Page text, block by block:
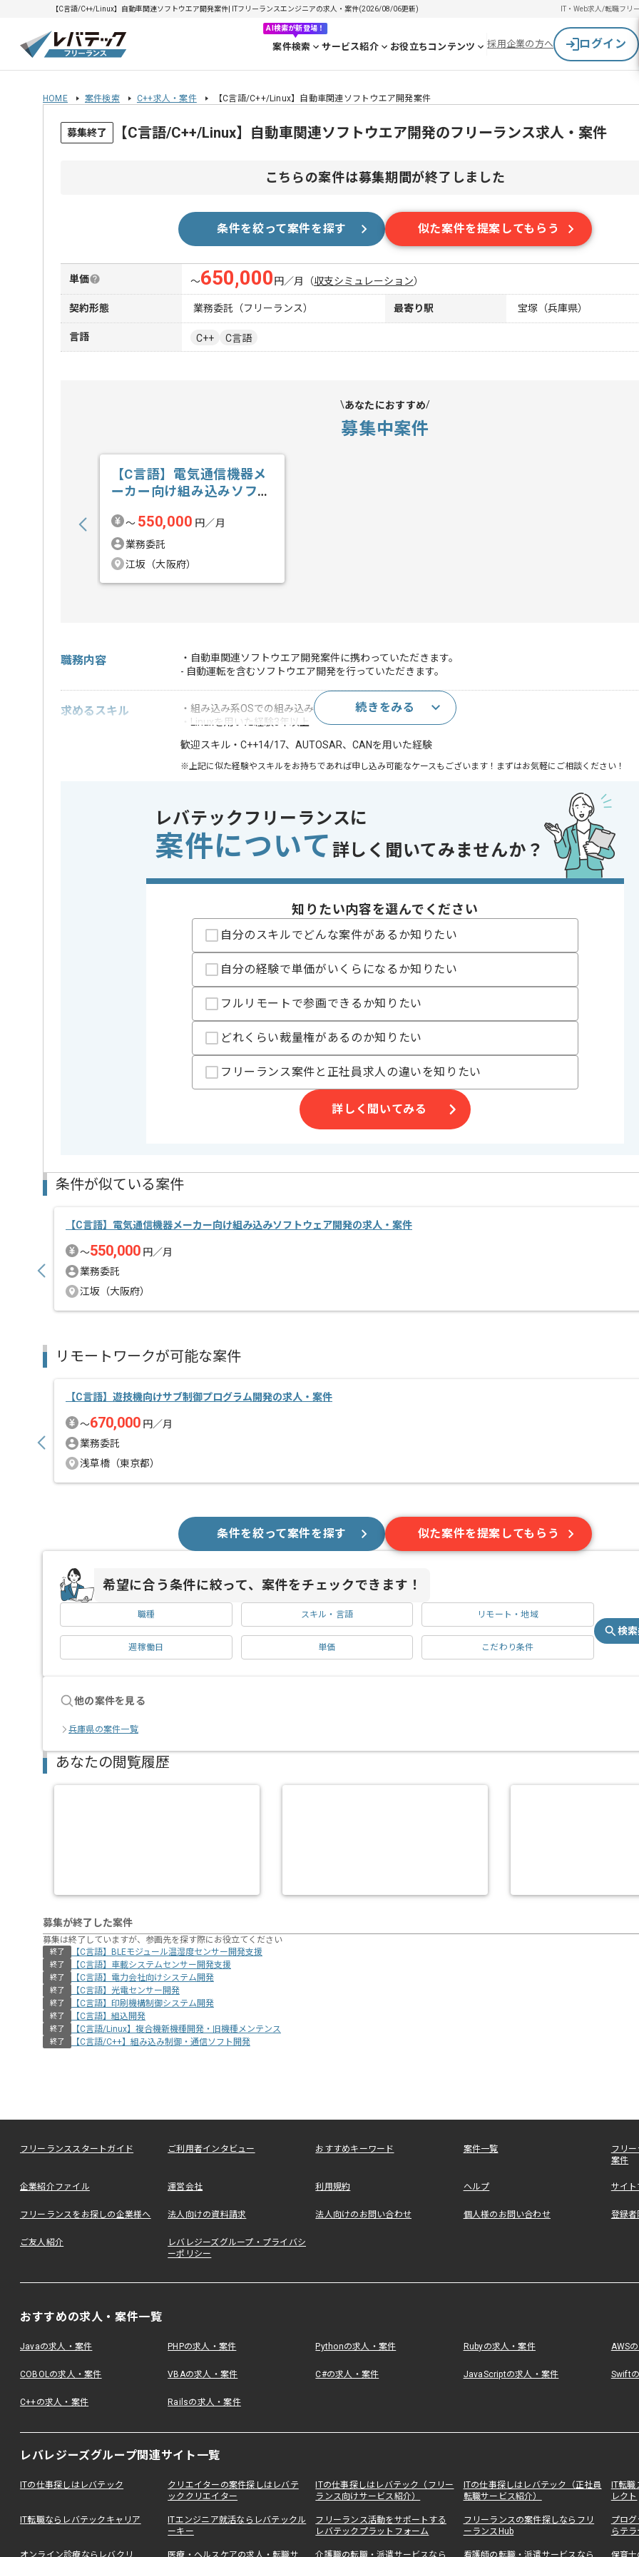
【C言語/C++/Linux】自動車関連ソフトウエア開発案件| ITフリーランスエンジニアの求人・案件(2026/08/06更新) IT・Web求人/転職フリ
AI検索が新登場！
案件検索 サービス紹介 お役立ちコンテンツ 採用企業の方へ ログイン
HOME 案件検索 C++求人・案件 【C言語/C++/Linux】自動車関連ソフトウエア開発案件
募集終了 【C言語/C++/Linux】自動車関連ソフトウエア開発のフリーランス求人・案件
こちらの案件は募集期間が終了しました
条件を絞って案件を探す 似た案件を提案してもらう
単価 〜650,000 円／月 （収支シミュレーション）
契約形態 業務委託（フリーランス） 最寄り駅 宝塚（兵庫県）
言語 C++ C言語
あなたにおすすめ
募集中案件
【C言語】電気通信機器メ
ーカー向け組み込みソフト
〜 550,000 円／月
業務委託
江坂（大阪府）
職務内容
・自動車関連ソフトウエア開発案件に携わっていただきます。
- 自動運転を含むソフトウエア開発を行っていただきます。
求めるスキル
・組み込み系OSでの組み込み開発経験3年以上
・Linuxを用いた経験3年以上
歓迎スキル ・C++14/17、AUTOSAR、CANを用いた経験
※上記に似た経験やスキルをお持ちであれば申し込み可能なケースもございます！まずはお気軽にご相談ください！
精算条件
有
精算基準時間
支払いサイト
15日
週5日常駐での作業を想定しております。
続きをみる
レバテックフリーランスに
案件について 詳しく聞いてみませんか？
知りたい内容を選んでください
自分のスキルでどんな案件があるか知りたい
自分の経験で単価がいくらになるか知りたい
フルリモートで参画できるか知りたい
どれくらい裁量権があるのか知りたい
フリーランス案件と正社員求人の違いを知りたい
詳しく聞いてみる
条件が似ている案件
【C言語】電気通信機器メーカー向け組み込みソフトウェア開発の求人・案件
〜550,000 円／月
業務委託
江坂（大阪府）
リモートワークが可能な案件
【C言語】遊技機向けサブ制御プログラム開発の求人・案件
〜670,000 円／月
業務委託
浅草橋（東京都）
条件を絞って案件を探す 似た案件を提案してもらう
希望に合う条件に絞って、案件をチェックできます！
職種 スキル・言語 リモート・地域
週稼働日 単価 こだわり条件
検
他の案件を見る
兵庫県の案件一覧
あなたの閲覧履歴
募集が終了した案件
募集は終了していますが、参画先を探す際にお役立てください
終了 【C言語】BLEモジュール温湿度センサー開発支援
終了 【C言語】車載システムセンサー開発支援
終了 【C言語】電力会社向けシステム開発
終了 【C言語】光電センサー開発
終了 【C言語】印刷機構制御システム開発
終了 【C言語】組込開発
終了 【C言語/Linux】複合機新機種開発・旧機種メンテンス
終了 【C言語/C++】組み込み制御・通信ソフト開発
フリーランススタートガイド ご利用者インタビュー おすすめキーワード 案件一覧
フリ
案件
企業紹介ファイル 運営会社 利用規約 ヘルプ サイ
フリーランスをお探しの企業様へ 法人向けの資料請求 法人向けのお問い合わせ 個人様のお問い合わせ 登録者
ご友人紹介
レバレジーズグループ・プライバシ
ーポリシー
おすすめの求人・案件一覧
Javaの求人・案件 PHPの求人・案件 Pythonの求人・案件 Rubyの求人・案件 AWS
COBOLの求人・案件 VBAの求人・案件 C#の求人・案件 JavaScriptの求人・案件 Swift
C++の求人・案件 Railsの求人・案件
レバレジーズグループ関連サイト一覧
ITの仕事探しはレバテック
クリエイターの案件探しはレバテ
ッククリエイター
ITの仕事探しはレバテック（フリー
ランス向けサービス紹介）
ITの仕事探しはレバテック（正社員
転職サービス紹介）
IT転
レクト
IT転職ならレバテックキャリア
ITエンジニア就活ならレバテックル
ーキー
フリーランス活動をサポートする
レバテックプラットフォーム
フリーランスの案件探しならフリ
ーランスHub
プロ
らテ
オンライン診療ならレバクリ 医療・ヘルスケアの求人・転職サ 介護職の転職・派遣サービスなら 看護師の転職・派遣サービスなら 保育